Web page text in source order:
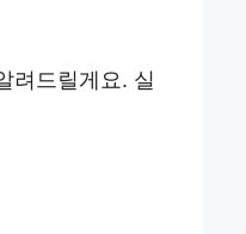
려드릴게요. 실